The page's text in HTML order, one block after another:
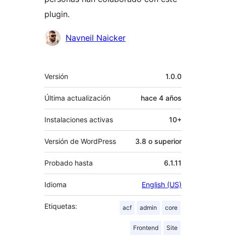
plugin.
Colaboradores
Navneil Naicker
Meta
Versión 1.0.0
Última actualización hace 4 años
Instalaciones activas 10+
Versión de WordPress 3.8 o superior
Probado hasta 6.1.11
Idioma English (US)
Etiquetas: acf admin core
Frontend Site